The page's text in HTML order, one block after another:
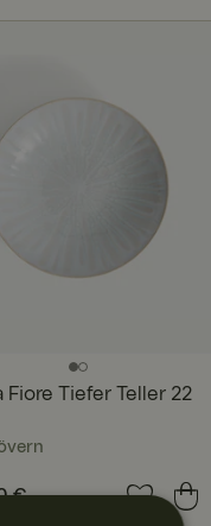
Fiore Tiefer Teller 22
:18,90 €
€